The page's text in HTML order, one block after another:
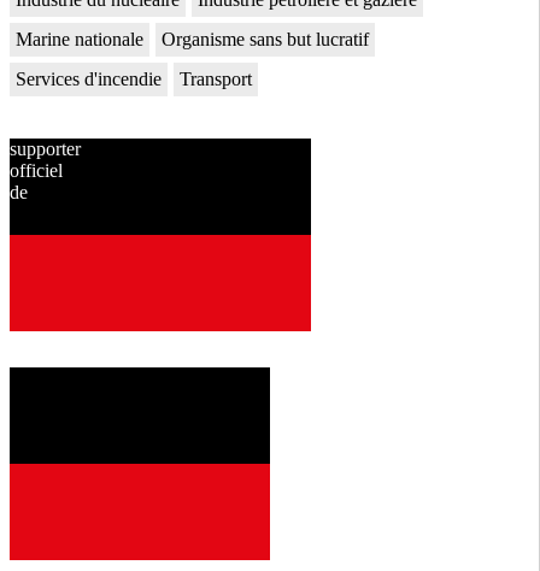
Marine nationale
Organisme sans but lucratif
Services d'incendie
Transport
supporter
officiel
de